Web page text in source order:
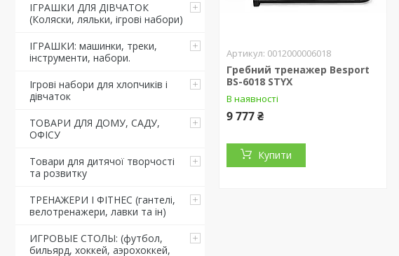
ІГРАШКИ ДЛЯ ДІВЧАТОК
(Коляски, ляльки, ігрові набори)
ІГРАШКИ: машинки, треки,
інструменти, набори.
Ігрові набори для хлопчиків і
дівчаток
ТОВАРИ ДЛЯ ДОМУ, САДУ,
ОФІСУ
Товари для дитячої творчості
та розвитку
ТРЕНАЖЕРИ І ФІТНЕС (гантелі,
велотренажери, лавки та ін)
ИГРОВЫЕ СТОЛЫ: (футбол,
бильярд, хоккей, аэрохоккей,
0012000006018
Гребний тренажер Besport
BS-6018 STYX
В наявності
9 777 ₴
Купити